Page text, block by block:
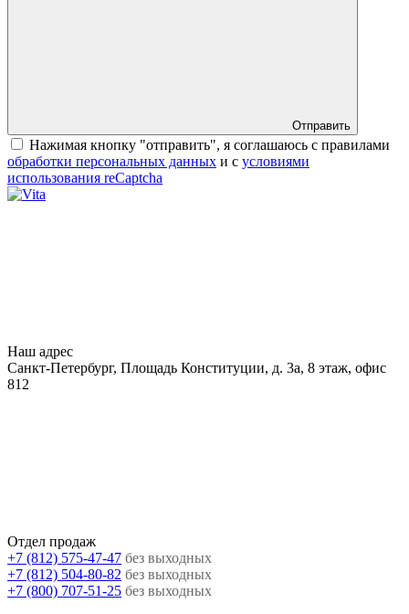
Отправить
Нажимая кнопку "отправить", я соглашаюсь с правилами
обработки персональных данных и с условиями
использования reCaptcha
Наш адрес
Санкт-Петербург, Площадь Конституции, д. 3а, 8 этаж, офис
812
Отдел продаж
+7 (812) 575-47-47 без выходных
+7 (812) 504-80-82 без выходных
+7 (800) 707-51-25 без выходных